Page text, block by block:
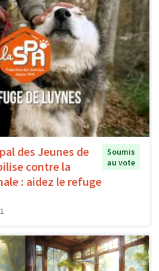
des Jeunes de
contre la
: aidez le refuge
Soumis
au vote
1